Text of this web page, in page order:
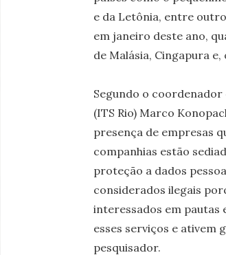
e da Letônia, entre
em janeiro deste ano,
de Malásia, Cingapura
Segundo o
(ITS Rio) Marco
presença de empresas
companhias estão
proteção a dados
considerados ilegais
interessados em
esses serviços e ativem
pesquisador.